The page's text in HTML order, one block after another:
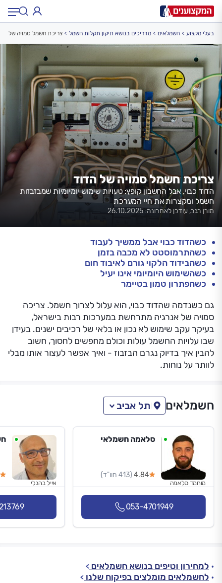
תחום
תחום:
עירעיר: תל אביב, חיפה…
צריכת חשמל סמויה של הדוד
הדוד כבוי, אבל החשבון קופץ: טעויות שימוש יומיומיות שמבזבזות
חשמל ומקצרות את חיי המערכת
מורן רגב, עודכן לאחרונה: 26.10.2025
בעלי מקצוע חשמלאים מדריכים בנושא תיקון תקלות חשמל צריכת חשמל סמויה של
כשהדוד כבוי אבל ממשיך לעבוד
כשהתרמוסטט לא מכבה בזמן
כשהבידוד הלקוי גורם לאיבוד חום
כשהשימוש היומיומי אינו יעיל
כשהפתרון טמון בטיימר
גם כשנדמה שהדוד כבוי, הוא עלול לצרוך חשמל. צריכה
סמויה של אנרגיה מתרחשת במערכות רבות בישראל,
בעיקר עקב שימוש לא נכון או בלאי של רכיבים ישנים. בעידן
שבו עלויות החשמל עולות וכולם מחפשים לחסוך, חשוב
להבין איך בדיוק נגרם הבזבוז - ואיך אפשר לעצור אותו מבלי
לוותר על נוחות.
חשמלאים תל אביב
סלאמה חשמלאי
4.84 (413 חוו"ד)
מוחמד סלאמה
053-4701949
אייל בהגלי
למחירון וטיפים בנושא חשמלאים
לחשמלאים מומלצים בפיקוח שלנו